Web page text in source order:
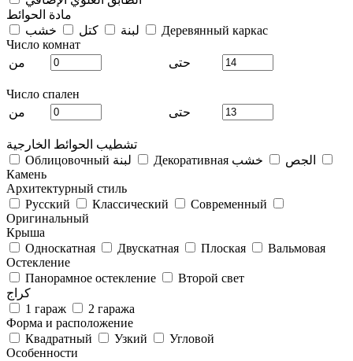
مادة الحوائط
لبنة
كتل خشب
Деревянный каркас
Число комнат
من
حتى
Число спален
من
حتى
تشطيب الحوائط الخارجية
Облицовочный لبنة
Декоративная الجص
خشب
Камень
Архитектурный стиль
Русский
Классический
Современный
Оригинальный
Крыша
Односкатная
Двускатная Плоская
Вальмовая
Остекление
Панорамное остекление
Второй свет
كراج
1 гараж
2 гаража
Форма и расположение
Квадратный
Узкий
Угловой
Особенности